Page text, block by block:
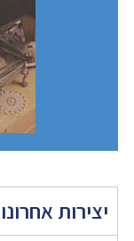
יצירות